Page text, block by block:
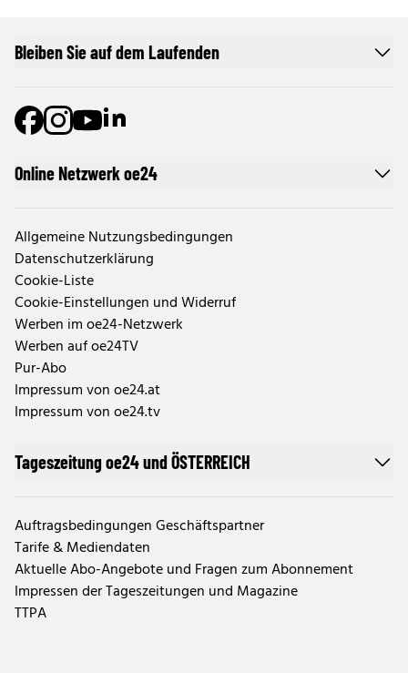
Online Netzwerk oe24
Allgemeine Nutzungsbedingungen
Datenschutzerklärung
Cookie-Liste
Cookie-Einstellungen und Widerruf
Werben im oe24-Netzwerk
Werben auf oe24TV
Pur-Abo
Impressum von oe24.at
Impressum von oe24.tv
Tageszeitung oe24 und ÖSTERREICH
Auftragsbedingungen Geschäftspartner
Tarife & Mediendaten
Aktuelle Abo-Angebote und Fragen zum Abonnement
Impressen der Tageszeitungen und Magazine
TTPA
Bleiben Sie auf dem Laufenden